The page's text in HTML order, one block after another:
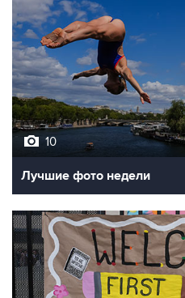
10
Лучшие фото недели